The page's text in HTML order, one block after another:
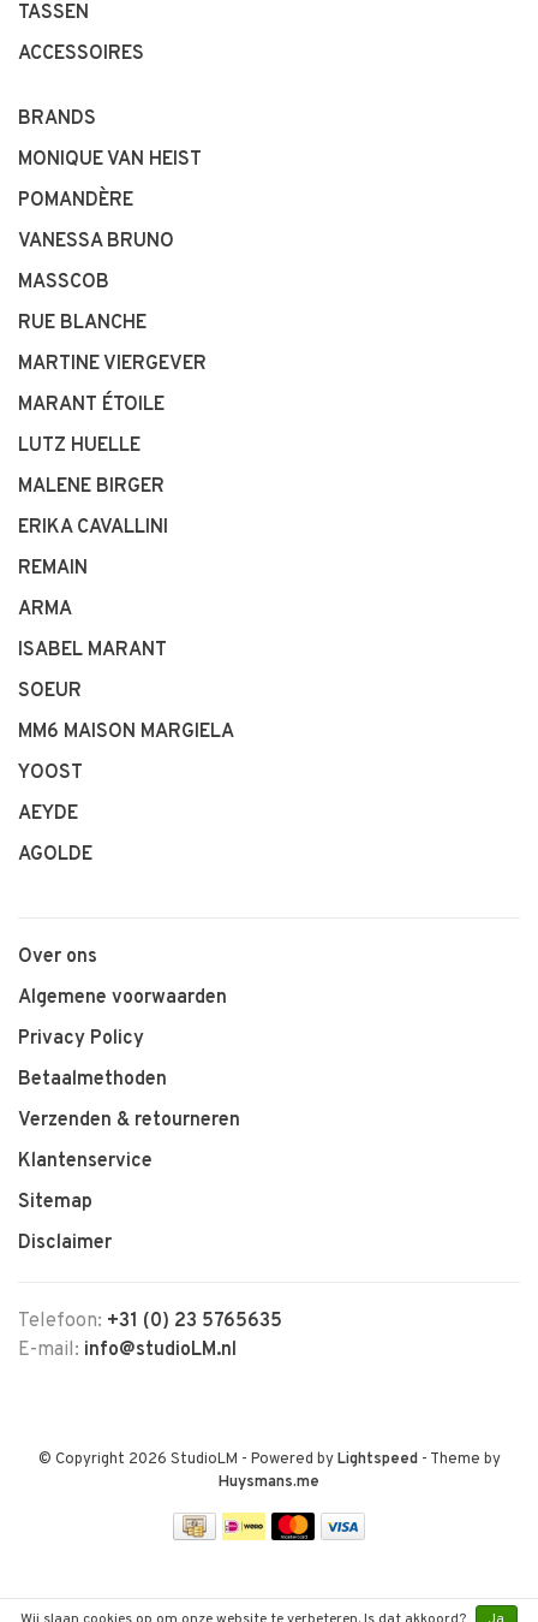
TASSEN
ACCESSOIRES
BRANDS
MONIQUE VAN HEIST
POMANDÈRE
VANESSA BRUNO
MASSCOB
RUE BLANCHE
MARTINE VIERGEVER
MARANT ÉTOILE
LUTZ HUELLE
MALENE BIRGER
ERIKA CAVALLINI
REMAIN
ARMA
ISABEL MARANT
SOEUR
MM6 MAISON MARGIELA
YOOST
AEYDE
AGOLDE
Over ons
Algemene voorwaarden
Privacy Policy
Betaalmethoden
Verzenden & retourneren
Klantenservice
Sitemap
Disclaimer
Telefoon: +31 (0) 23 5765635
E-mail: info@studioLM.nl
© Copyright 2026 StudioLM - Powered byLightspeed- Theme by
Huysmans.me